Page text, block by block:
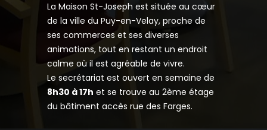
La Maison St-Joseph est située au cœur
de la ville du Puy-en-Velay, proche de
ses commerces et ses diverses
animations, tout en restant un endroit
calme où il est agréable de vivre.
Le secrétariat est ouvert en semaine de
8h30 à 17h et se trouve au 2ème étage
du bâtiment accès rue des Farges.